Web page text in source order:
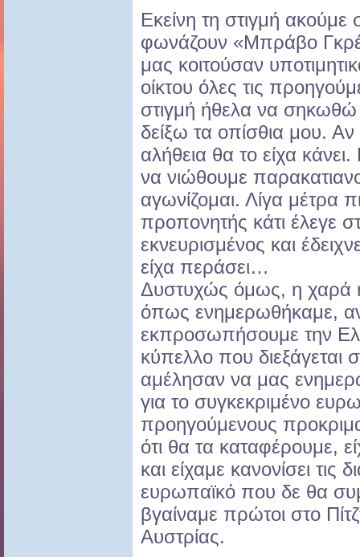
Εκείνη τη στιγμή
φωνάζουν «Μπράβο
μας κοιτούσαν
οίκτου όλες τις
στιγμή ήθελα να
δείξω τα οπίσθια μου.
αλήθεια θα το είχα
να νιώθουμε
αγωνίζομαι. Λίγα μέτρα
προπονητής κάτι έλεγε
εκνευρισμένος και
είχα περάσει…
Δυστυχώς όμως, η χαρά
όπως ενημερωθήκαμε,
εκπροσωπήσουμε την
κύπελλο που διεξάγεται
αμέλησαν να μας
για το συγκεκριμένο
προηγούμενους
ότι θα τα καταφέρουμε,
και είχαμε κανονίσει τις
ευρωπαϊκό που δε θα
βγαίναμε πρώτοι στο
Αυστρίας.